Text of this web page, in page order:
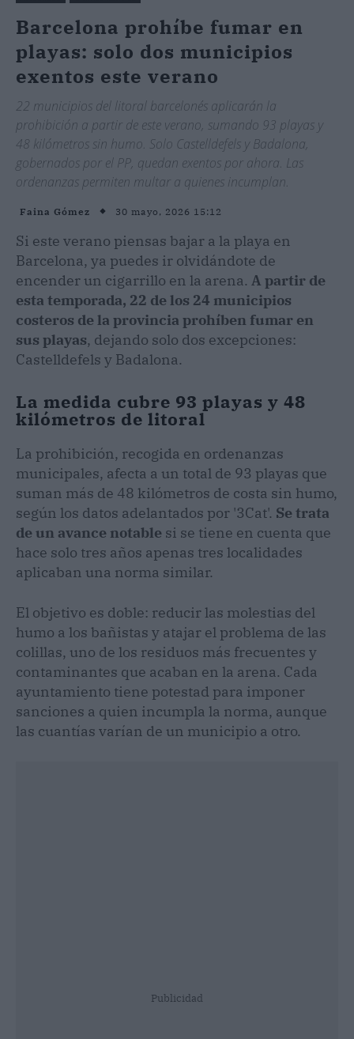
Barcelona prohíbe fumar en
playas: solo dos municipios
exentos este verano
22 municipios del litoral barcelonés aplicarán la
prohibición a partir de este verano, sumando 93 playas y
48 kilómetros sin humo. Solo Castelldefels y Badalona,
gobernados por el PP, quedan exentos por ahora. Las
ordenanzas permiten multar a quienes incumplan.
Faina Gómez 30 mayo, 2026 15:12
Si este verano piensas bajar a la playa en
Barcelona, ya puedes ir olvidándote de
encender un cigarrillo en la arena. A partir de
esta temporada, 22 de los 24 municipios
costeros de la provincia prohíben fumar en
sus playas, dejando solo dos excepciones:
Castelldefels y Badalona.
La medida cubre 93 playas y 48
kilómetros de litoral
La prohibición, recogida en ordenanzas
municipales, afecta a un total de 93 playas que
suman más de 48 kilómetros de costa sin humo,
según los datos adelantados por '3Cat'. Se trata
de un avance notable si se tiene en cuenta que
hace solo tres años apenas tres localidades
aplicaban una norma similar.
El objetivo es doble: reducir las molestias del
humo a los bañistas y atajar el problema de las
colillas, uno de los residuos más frecuentes y
contaminantes que acaban en la arena. Cada
ayuntamiento tiene potestad para imponer
sanciones a quien incumpla la norma, aunque
las cuantías varían de un municipio a otro.
Publicidad